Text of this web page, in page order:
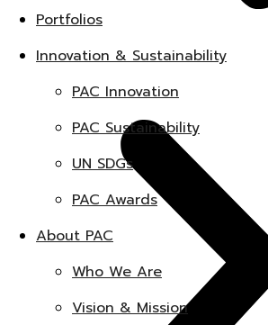
Portfolios
Innovation & Sustainability
PAC Innovation
PAC Sustainability
UN SDGs
PAC Awards
About PAC
Who We Are
Vision & Mission